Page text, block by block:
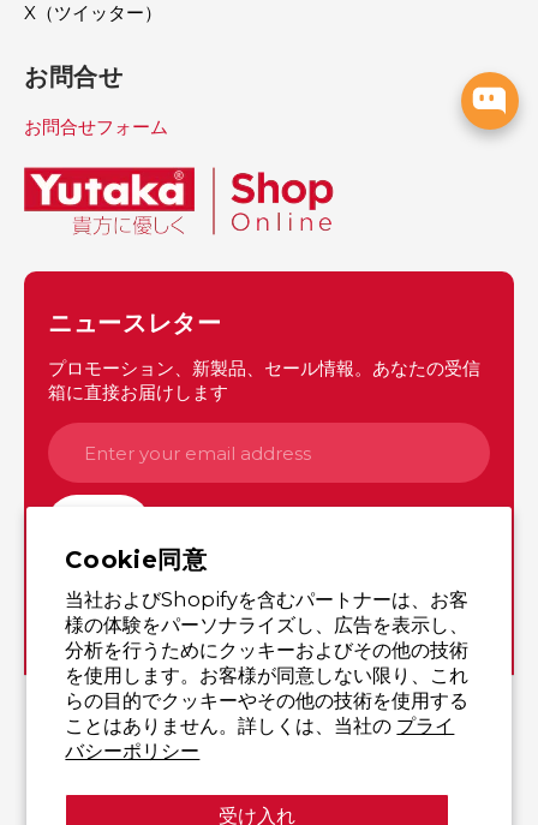
Cookie同意
当社およびShopifyを含むパートナーは、お客
様の体験をパーソナライズし、広告を表示し、
分析を行うためにクッキーおよびその他の技術
を使用します。お客様が同意しない限り、これ
らの目的でクッキーやその他の技術を使用する
ことはありません。詳しくは、当社の プライ
バシーポリシー
受け入れ
X（ツイッター）
お問合せ
お問合せフォーム
ニュースレター
プロモーション、新製品、セール情報。あなたの受信
箱に直接お届けします
InstagramTwitter
© 2026,Yutaka Shop Online, All rights reserved.